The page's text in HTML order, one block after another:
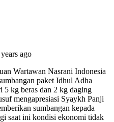
ago
Wartawan Nasrani Indonesia
paket Idhul Adha
5 kg beras dan 2 kg daging
mengapresiasi Syaykh Panji
sumbangan kepada
saat ini kondisi ekonomi tidak